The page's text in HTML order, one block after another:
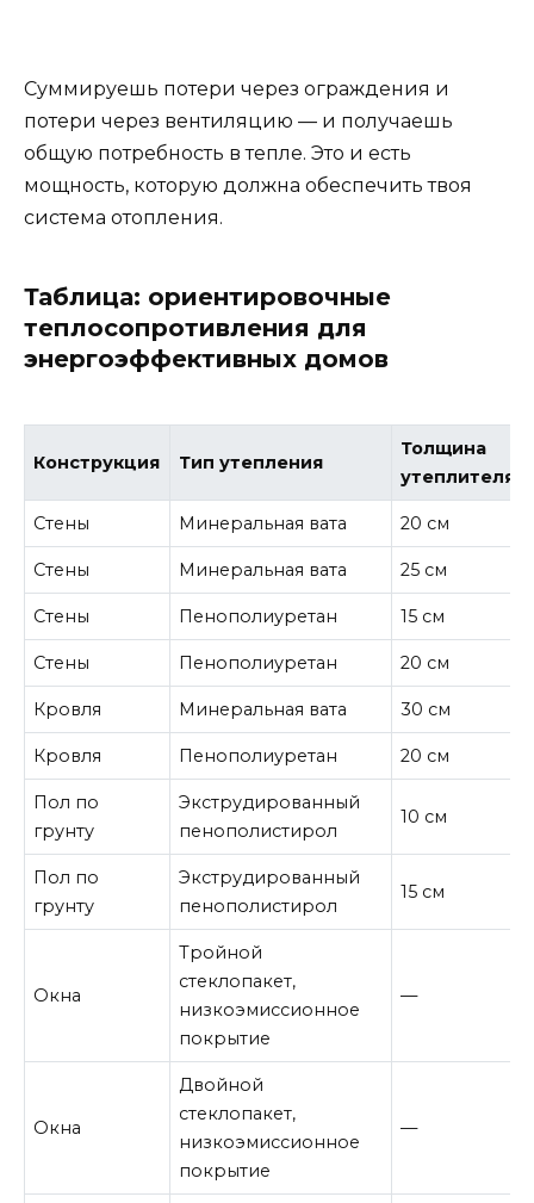
Суммируешь потери через ограждения и
потери через вентиляцию — и получаешь
общую потребность в тепле. Это и есть
мощность, которую должна обеспечить твоя
система отопления.
Таблица: ориентировочные
теплосопротивления для
энергоэффективных домов
Конструкция Тип утепления
Толщина
утеплителя
Стены Минеральная вата 20 см
Стены Минеральная вата 25 см
Стены Пенополиуретан 15 см
Стены Пенополиуретан 20 см
Кровля Минеральная вата 30 см
Кровля Пенополиуретан 20 см
Пол по
грунту
Экструдированный
пенополистирол
10 см
Пол по
грунту
Экструдированный
пенополистирол
15 см
Окна
Тройной
стеклопакет,
низкоэмиссионное
покрытие
—
Окна
Двойной
стеклопакет,
низкоэмиссионное
покрытие
—